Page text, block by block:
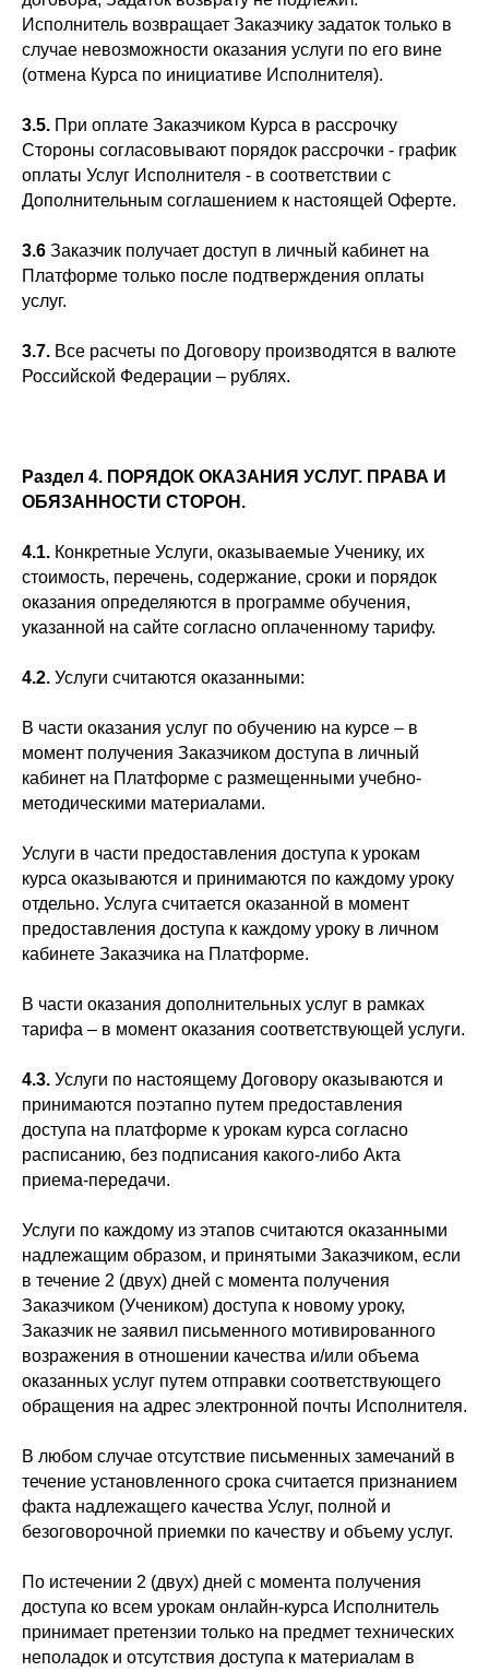
Исполнитель возвращает Заказчику задаток только в
случае невозможности оказания услуги по его вине
(отмена Курса по инициативе Исполнителя).
3.5. При оплате Заказчиком Курса в рассрочку
Стороны согласовывают порядок рассрочки - график
оплаты Услуг Исполнителя - в соответствии с
Дополнительным соглашением к настоящей Оферте.
3.6 Заказчик получает доступ в личный кабинет на
Платформе только после подтверждения оплаты
услуг.
3.7. Все расчеты по Договору производятся в валюте
Российской Федерации – рублях.
Раздел 4. ПОРЯДОК ОКАЗАНИЯ УСЛУГ. ПРАВА И
ОБЯЗАННОСТИ СТОРОН.
4.1. Конкретные Услуги, оказываемые Ученику, их
стоимость, перечень, содержание, сроки и порядок
оказания определяются в программе обучения,
указанной на сайте согласно оплаченному тарифу.
4.2. Услуги считаются оказанными:
В части оказания услуг по обучению на курсе – в
момент получения Заказчиком доступа в личный
кабинет на Платформе с размещенными учебно-
методическими материалами.
Услуги в части предоставления доступа к урокам
курса оказываются и принимаются по каждому уроку
отдельно. Услуга считается оказанной в момент
предоставления доступа к каждому уроку в личном
кабинете Заказчика на Платформе.
В части оказания дополнительных услуг в рамках
тарифа – в момент оказания соответствующей услуги.
4.3. Услуги по настоящему Договору оказываются и
принимаются поэтапно путем предоставления
доступа на платформе к урокам курса согласно
расписанию, без подписания какого-либо Акта
приема-передачи.
Услуги по каждому из этапов считаются оказанными
надлежащим образом, и принятыми Заказчиком, если
в течение 2 (двух) дней с момента получения
Заказчиком (Учеником) доступа к новому уроку,
Заказчик не заявил письменного мотивированного
возражения в отношении качества и/или объема
оказанных услуг путем отправки соответствующего
обращения на адрес электронной почты Исполнителя.
В любом случае отсутствие письменных замечаний в
течение установленного срока считается признанием
факта надлежащего качества Услуг, полной и
безоговорочной приемки по качеству и объему услуг.
По истечении 2 (двух) дней с момента получения
доступа ко всем урокам онлайн-курса Исполнитель
принимает претензии только на предмет технических
неполадок и отсутствия доступа к материалам в